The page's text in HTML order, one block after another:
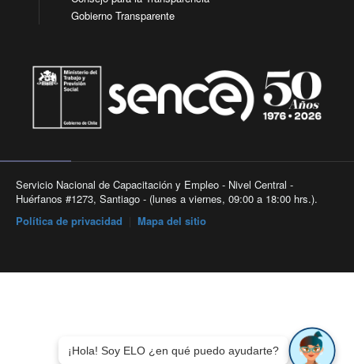
Gobierno Transparente
Servicio Nacional de Capacitación y Empleo - Nivel Central -
Huérfanos #1273, Santiago - (lunes a viernes, 09:00 a 18:00 hrs.).
Política de privacidad
Mapa del sitio
¡Hola! Soy ELO ¿en qué puedo ayudarte?